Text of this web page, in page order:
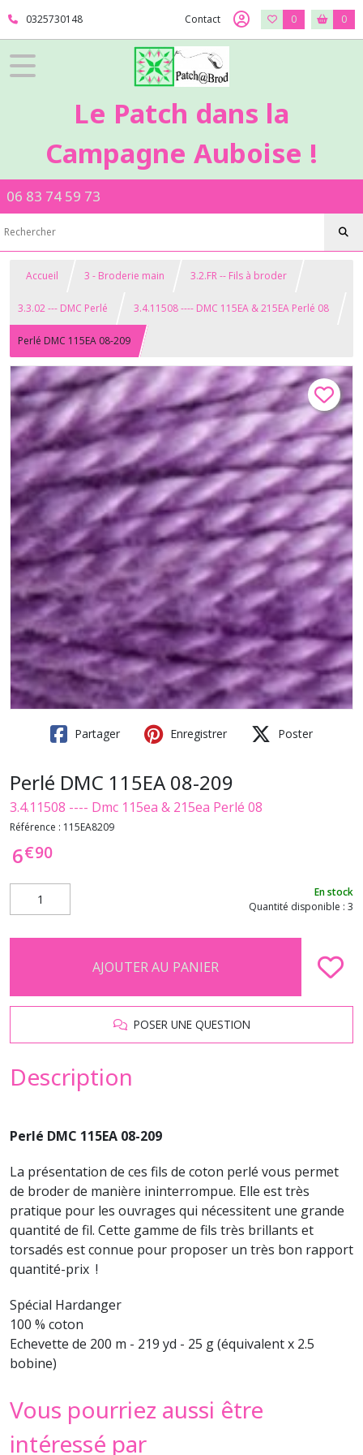
0325730148 Contact 0 0
Le Patch dans la
Campagne Auboise !
06 83 74 59 73
Accueil 3 - Broderie main 3.2.FR -- Fils à broder
3.3.02 --- DMC Perlé 3.4.11508 ---- DMC 115EA & 215EA Perlé 08
Perlé DMC 115EA 08-209
Partager Enregistrer Poster
Perlé DMC 115EA 08-209
3.4.11508 ---- Dmc 115ea & 215ea Perlé 08
Référence : 115EA8209
6€90
En stock
Quantité disponible : 3
AJOUTER AU PANIER
POSER UNE QUESTION
Description
Perlé DMC 115EA 08-209
La présentation de ces fils de coton perlé vous permet
de broder de manière ininterrompue. Elle est très
pratique pour les ouvrages qui nécessitent une grande
quantité de fil. Cette gamme de fils très brillants et
torsadés est connue pour proposer un très bon rapport
quantité-prix !
Spécial Hardanger
100 % coton
Echevette de 200 m - 219 yd - 25 g (équivalent x 2.5
bobine)
Vous pourriez aussi être
intéressé par